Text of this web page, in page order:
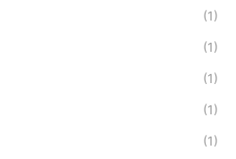
(1)
(1)
(1)
(1)
(1)